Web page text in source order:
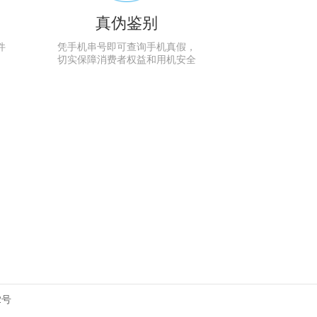
真伪鉴别
凭手机串号即可查询手机真假，
切实保障消费者权益和用机安全